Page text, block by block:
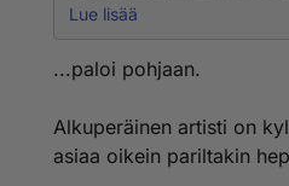
vuodelta -76).
Jostain kumman syystä en
mainintaa biisin esittäjästä
Viiltävää surua, kaipuuta,
Lue lisää
...paloi pohjaan.
Alkuperäinen artisti on
asiaa oikein pariltakin